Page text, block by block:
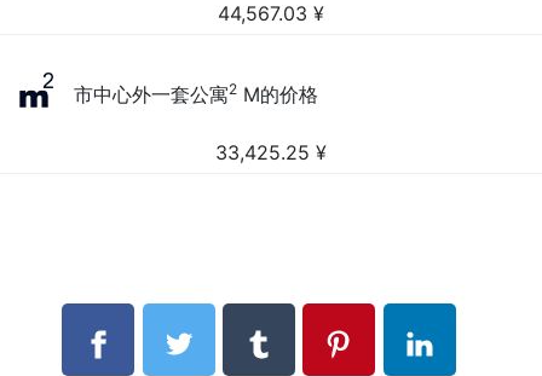
44,567.03 ¥
市中心外一套公寓2 M的价格
33,425.25 ¥